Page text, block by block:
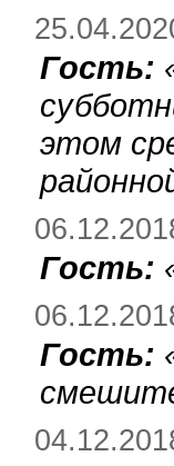
Гость:
этом
Гость:
Гость: